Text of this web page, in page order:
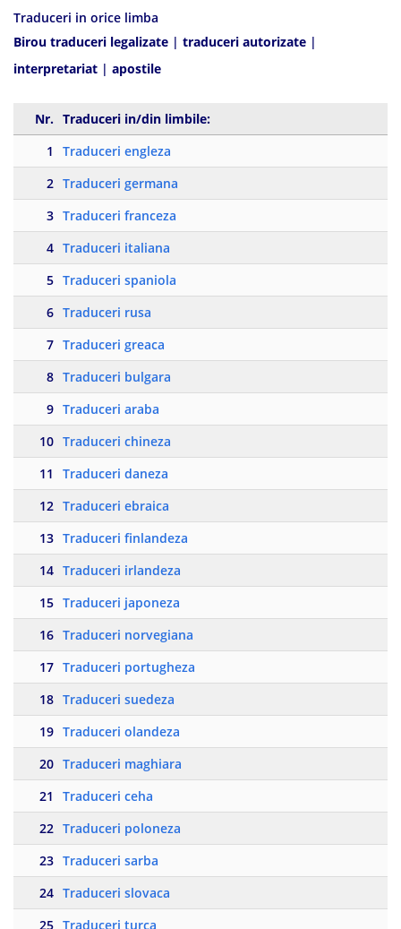
Traduceri in orice limba
Birou traduceri legalizate | traduceri autorizate |
interpretariat | apostile
Nr. Traduceri in/din limbile:
1
Traduceri engleza
2 Traduceri germana
3 Traduceri franceza
4 Traduceri italiana
5 Traduceri spaniola
6 Traduceri rusa
7 Traduceri greaca
8 Traduceri bulgara
9 Traduceri araba
10 Traduceri chineza
11
Traduceri daneza
12 Traduceri ebraica
13 Traduceri finlandeza
14 Traduceri irlandeza
15 Traduceri japoneza
16 Traduceri norvegiana
17 Traduceri portugheza
18 Traduceri suedeza
19 Traduceri olandeza
20 Traduceri maghiara
21
Traduceri ceha
22 Traduceri poloneza
23 Traduceri sarba
24 Traduceri slovaca
25 Traduceri turca